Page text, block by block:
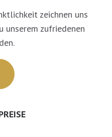
zeichnen uns
unserem zufriedenen